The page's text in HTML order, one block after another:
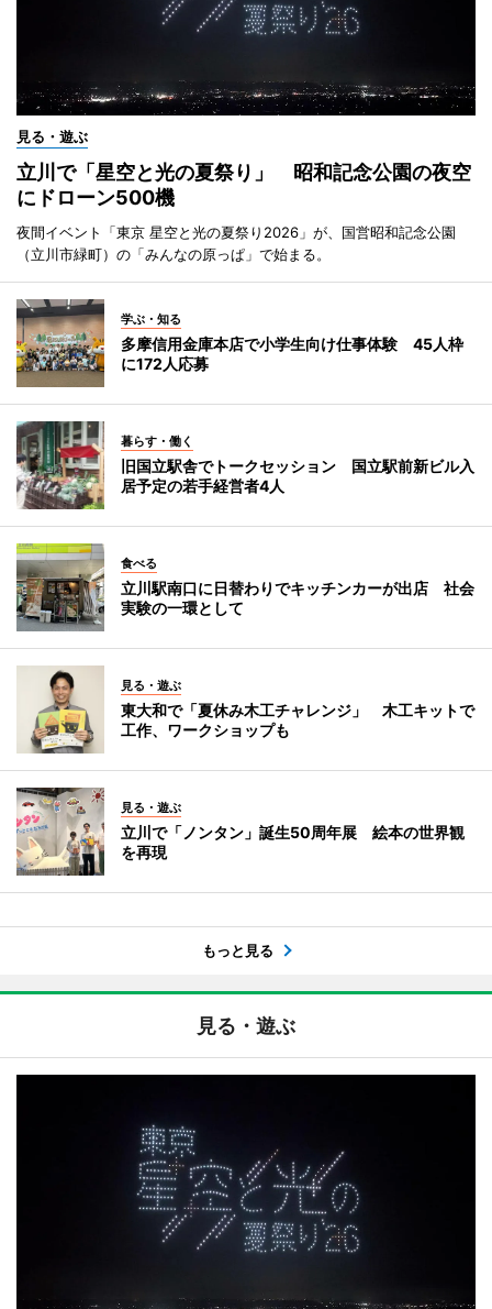
見る・遊ぶ
立川で「星空と光の夏祭り」 昭和記念公園の夜空
にドローン500機
夜間イベント「東京 星空と光の夏祭り2026」が、国営昭和記念公園
（立川市緑町）の「みんなの原っぱ」で始まる。
学ぶ・知る
多摩信用金庫本店で小学生向け仕事体験 45人枠
に172人応募
暮らす・働く
旧国立駅舎でトークセッション 国立駅前新ビル入
居予定の若手経営者4人
食べる
立川駅南口に日替わりでキッチンカーが出店 社会
実験の一環として
見る・遊ぶ
東大和で「夏休み木工チャレンジ」 木工キットで
工作、ワークショップも
見る・遊ぶ
立川で「ノンタン」誕生50周年展 絵本の世界観
を再現
もっと見る
見る・遊ぶ